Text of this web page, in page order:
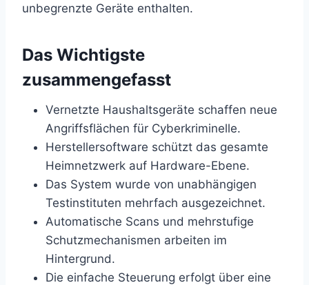
unbegrenzte Geräte enthalten.
Das Wichtigste
zusammengefasst
Vernetzte Haushaltsgeräte schaffen neue
Angriffsflächen für Cyberkriminelle.
Herstellersoftware schützt das gesamte
Heimnetzwerk auf Hardware-Ebene.
Das System wurde von unabhängigen
Testinstituten mehrfach ausgezeichnet.
Automatische Scans und mehrstufige
Schutzmechanismen arbeiten im
Hintergrund.
Die einfache Steuerung erfolgt über eine